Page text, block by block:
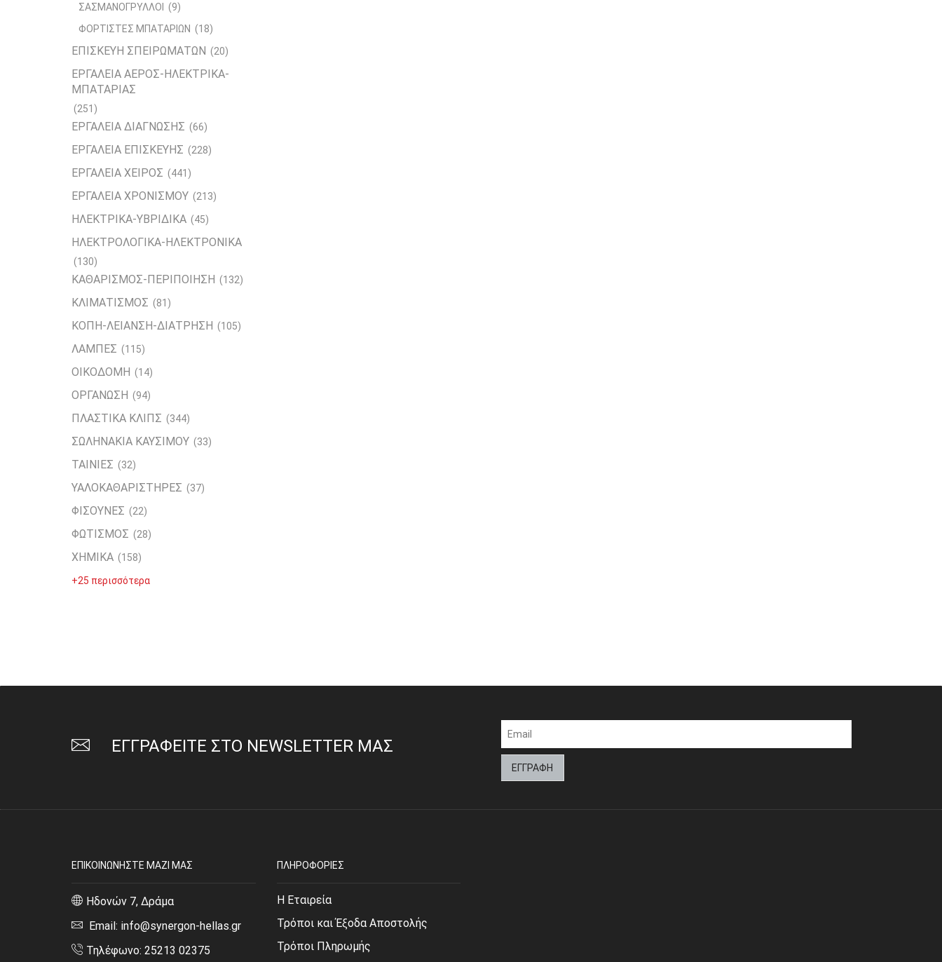
ΣΑΣΜΑΝΟΓΡΥΛΛΟΙ
(9)
ΦΟΡΤΙΣΤΕΣ ΜΠΑΤΑΡΙΩΝ (18)
ΕΠΙΣΚΕΥΗ ΣΠΕΙΡΩΜΑΤΩΝ (20)
ΕΡΓΑΛΕΙΑ ΑΕΡΟΣ-ΗΛΕΚΤΡΙΚΑ-
ΜΠΑΤΑΡΙΑΣ
(251)
ΕΡΓΑΛΕΙΑ ΔΙΑΓΝΩΣΗΣ (66)
ΕΡΓΑΛΕΙΑ ΕΠΙΣΚΕΥΗΣ (228)
ΕΡΓΑΛΕΙΑ ΧΕΙΡΟΣ (441)
ΕΡΓΑΛΕΙΑ ΧΡΟΝΙΣΜΟΥ (213)
ΗΛΕΚΤΡΙΚΑ-ΥΒΡΙΔΙΚΑ (45)
ΗΛΕΚΤΡΟΛΟΓΙΚΑ-ΗΛΕΚΤΡΟΝΙΚΑ
(130)
ΚΑΘΑΡΙΣΜΟΣ-ΠΕΡΙΠΟΙΗΣΗ (132)
ΚΛΙΜΑΤΙΣΜΟΣ (81)
ΚΟΠΗ-ΛΕΙΑΝΣΗ-ΔΙΑΤΡΗΣΗ (105)
ΛΑΜΠΕΣ (115)
ΟΙΚΟΔΟΜΗ (14)
ΟΡΓΑΝΩΣΗ (94)
ΠΛΑΣΤΙΚΑ ΚΛΙΠΣ (344)
ΣΩΛΗΝΑΚΙΑ ΚΑΥΣΙΜΟΥ (33)
ΤΑΙΝΙΕΣ (32)
ΥΑΛΟΚΑΘΑΡΙΣΤΗΡΕΣ (37)
ΦΙΣΟΥΝΕΣ (22)
ΦΩΤΙΣΜΟΣ (28)
ΧΗΜΙΚΑ (158)
+25 περισσότερα
ΕΓΓΡΑΦΕΙΤΕ ΣΤΟ NEWSLETTER ΜΑΣ
ΕΠΙΚΟΙΝΩΝΗΣΤΕ ΜΑΖΙ ΜΑΣ
Ηδονών 7, Δράμα
Email: info@synergon-hellas.gr
Τηλέφωνο: 25213 02375
ΠΛΗΡΟΦΟΡΙΕΣ
Η Εταιρεία
Τρόποι και Έξοδα Αποστολής
Τρόποι Πληρωμής